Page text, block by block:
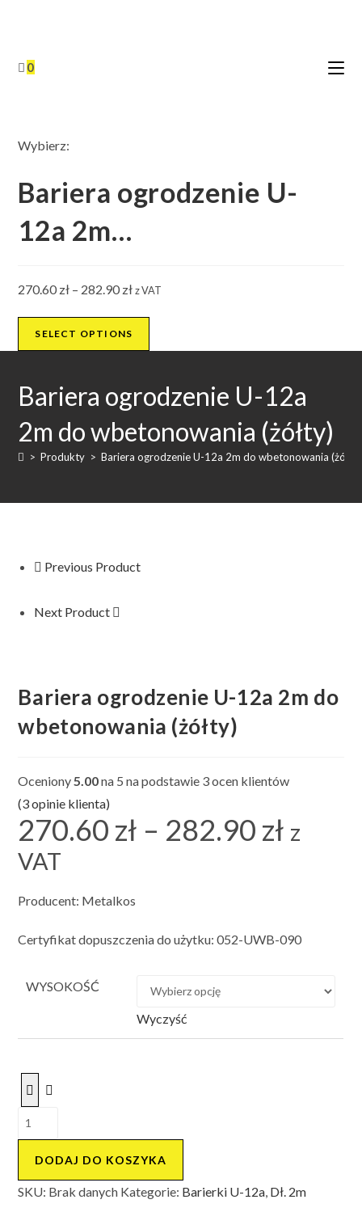
0
Wybierz:
Bariera ogrodzenie U-
12a 2m…
270.60 zł – 282.90 złZakres
270.60 zł
282.90 zł
z VAT
SELECT OPTIONS
Bariera ogrodzenie U-12a
2m do wbetonowania (żółty)
> Produkty > Bariera ogrodzenie U-12a 2m do wbetonowania (żółty)
Previous Product
Next Product
Bariera ogrodzenie U-12a 2m do
wbetonowania (żółty)
Oceniony5.00na 5 na podstawie 3ocen klientów
(3opinie klienta)
270.60 zł – 282.90 zł cen:
od
z
VAT
Producent: Metalkos
Certyfikat dopuszczenia do użytku: 052-UWB-090
WYSOKOŚĆ
Wyczyść
ilość
Bariera
ogrodzenie
U-
12a
DODAJ DO KOSZYKA
SKU: Brak danych Kategorie: Barierki U-12a, Dł. 2m